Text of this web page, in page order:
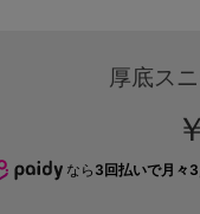
厚底ス
なら 3回払いで月々